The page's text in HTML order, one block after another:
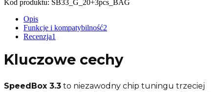
Kod produktu: SB33_G_20+3pcs_BAG
Opis
Funkcje i kompatybilność2
Recenzja1
Kluczowe cechy
SpeedBox 3.3 to niezawodny chip tuningu trzeciej